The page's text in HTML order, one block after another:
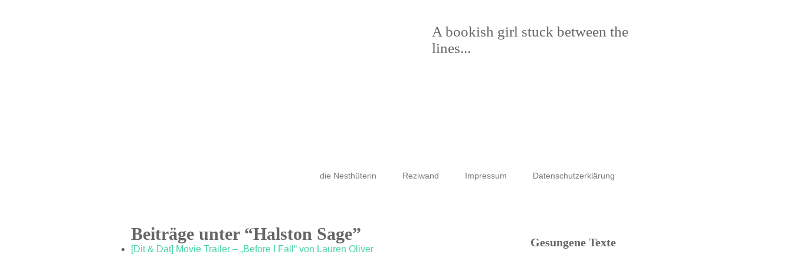
A bookish girl stuck between the
lines...
die Nesthüterin Reziwand Impressum Datenschutzerklärung
Beiträge unter “Halston Sage”
[Dit & Dat] Movie Trailer – „Before I Fall“ von Lauren Oliver
Gesungene Texte